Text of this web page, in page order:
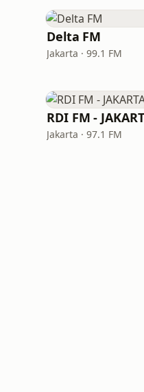
Delta FM
Jakarta · 99.1 FM
RDI FM -
Jakarta · 97.1 FM